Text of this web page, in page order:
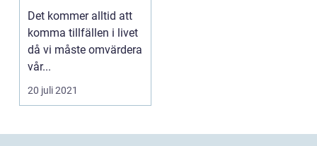
i vår vardag
Det kommer alltid att
komma tillfällen i livet
då vi måste omvärdera
vår...
20 juli 2021